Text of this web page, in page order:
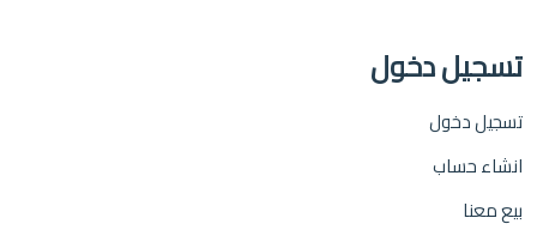
تسجيل دخول
تسجيل دخول
انشاء حساب
بيع معنا